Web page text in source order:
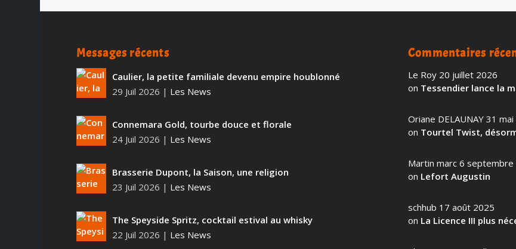
Messages récents
Caulier, la petite familiale devenu empire houblonné
29 Juil 2026 | Les News
Connemara Gold, tourbe douce et florale
24 Juil 2026 | Les News
Brasserie Dupont, la Saison, une religion
23 Juil 2026 | Les News
The Speyside Spritz, cocktail estival au whisky
22 Juil 2026 | Les News
Commentaires
Le Roy 20 juillet 2026
on Tessendier lance la
Oriane DELAUNAY 31
on Tourtel Twist,
Martin marc 6 septembre
on Lefort Augustin
schhub 17 août 2025
on La Licence III plus